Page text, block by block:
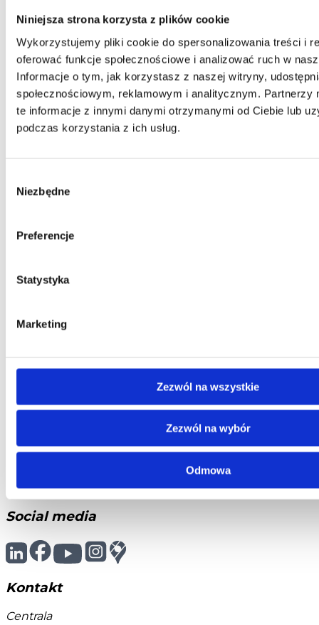
Niniejsza strona korzysta z plików cookie
Wykorzystujemy pliki cookie do spersonalizowania treści i
oferować funkcje społecznościowe i analizować ruch w
Informacje o tym, jak korzystasz z naszej witryny,
społecznościowym, reklamowym i analitycznym. Partnerzy
te informacje z innymi danymi otrzymanymi od Ciebie lub
podczas korzystania z ich usług.
zgody
Niezbędne
Preferencje
Statystyka
Marketing
Zezwól na wszystkie
Zezwól na wybór
Odmowa
Centrala
Telefon: 58 309 03 07
Dział Obsługi Klienta
DKS Sp. z o.o.
80-180 Kowale
REGON: 190917946
Social media
Kontakt
Centrala